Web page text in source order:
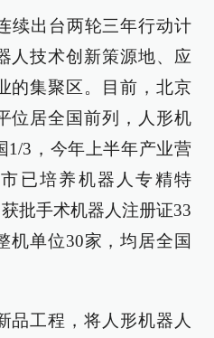
续出台两轮三年行动计
人技术创新策源地、应
的集聚区。目前，北京
位居全国前列，人形机
1/3，今年上半年产业营
已培养机器人专精特
批手术机器人注册证33
机单位30家，均居全国
品工程，将人形机器人